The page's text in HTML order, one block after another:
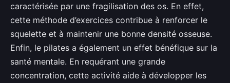
caractérisée par une fragilisation des os. En effet,
cette méthode d’exercices contribue à renforcer le
squelette et à maintenir une bonne densité osseuse.
Enfin, le pilates a également un effet bénéfique sur la
santé mentale. En requérant une grande
concentration, cette activité aide à développer les